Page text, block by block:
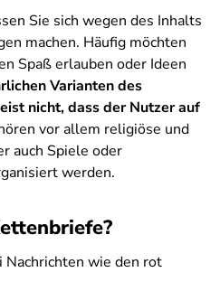
Sie sich wegen des Inhalts
machen. Häufig möchten
Spaß erlauben oder Ideen
Varianten des
nicht, dass der Nutzer auf
vor allem religiöse und
auch Spiele oder
werden.
Nachrichten wie den rot